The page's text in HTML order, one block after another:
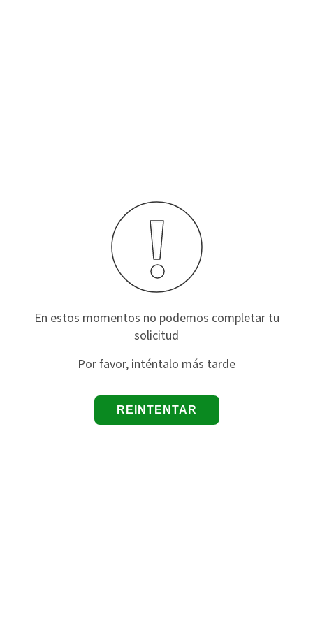
En estos momentos no podemos completar tu
solicitud
Por favor, inténtalo más tarde
REINTENTAR